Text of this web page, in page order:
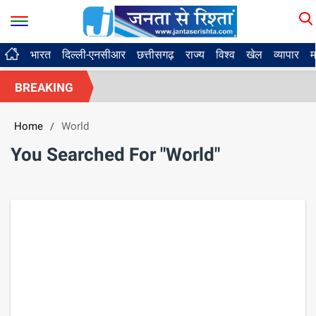
भारत दिल्ली-एनसीआर छत्तीसगढ़ राज्य विश्व खेल व्यापार
BREAKING
Home / World
You Searched For "World"